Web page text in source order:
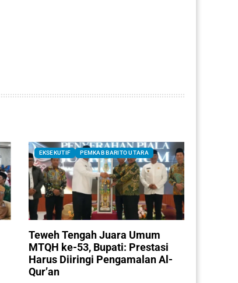
EKSEKUTIF PEMKAB BARITO UTARA
Teweh Tengah Juara Umum
MTQH ke-53, Bupati: Prestasi
Harus Diiringi Pengamalan Al-
Qur’an